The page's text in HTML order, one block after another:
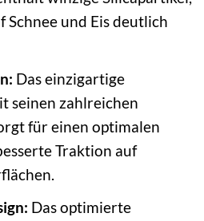
Schnee und Eis deutlich
Das einzigartige
seinen zahlreichen
für einen optimalen
Traktion auf
Das optimierte